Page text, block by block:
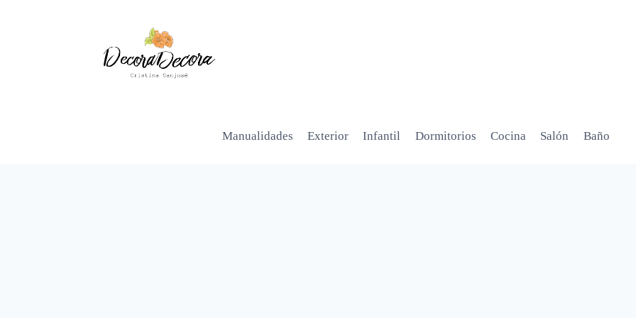
Manualidades Exterior Infantil Dormitorios Cocina Salón Baño